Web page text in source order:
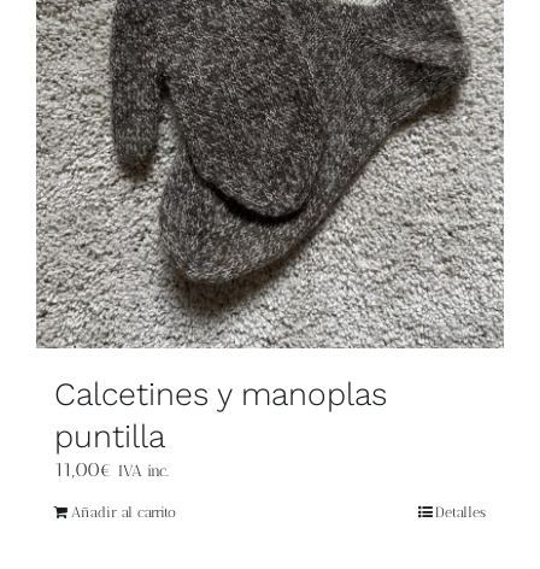
Calcetines y manoplas
puntilla
11,00€ IVA inc.
Añadir al carrito Detalles